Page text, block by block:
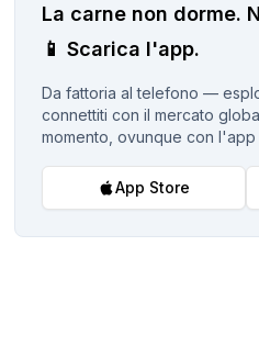
La carne non dorme.
📱Scarica l'app.
Da fattoria al telefono —
connettiti con il mercato
momento, ovunque con l'app
App Store